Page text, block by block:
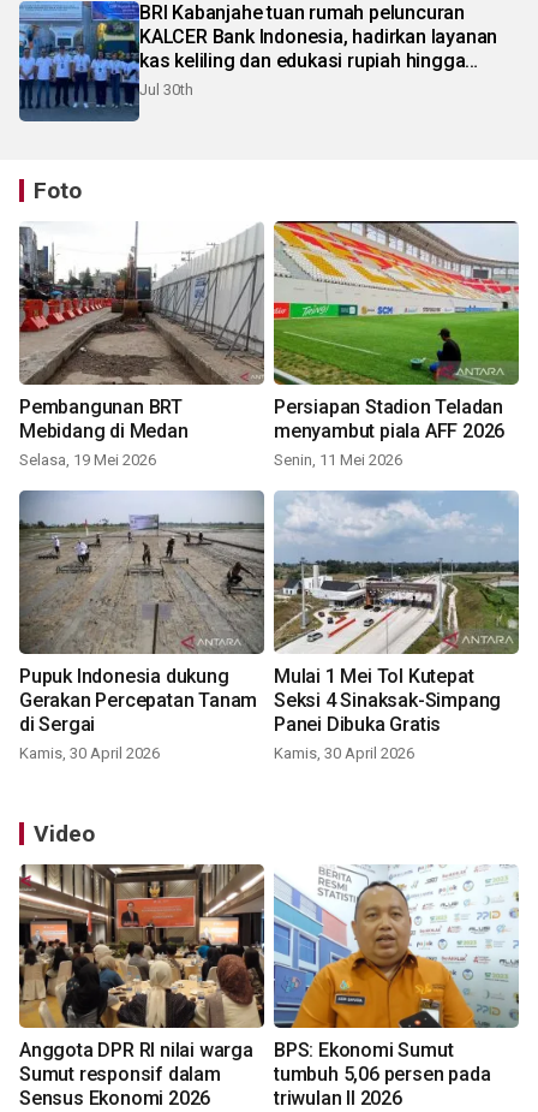
BRI Kabanjahe tuan rumah peluncuran
KALCER Bank Indonesia, hadirkan layanan
kas keliling dan edukasi rupiah hingga
pelosok Karo
Jul 30th
Foto
Pembangunan BRT
Mebidang di Medan
Selasa, 19 Mei 2026
Persiapan Stadion Teladan
menyambut piala AFF 2026
Senin, 11 Mei 2026
Pupuk Indonesia dukung
Gerakan Percepatan Tanam
di Sergai
Kamis, 30 April 2026
Mulai 1 Mei Tol Kutepat
Seksi 4 Sinaksak-Simpang
Panei Dibuka Gratis
Kamis, 30 April 2026
Video
Anggota DPR RI nilai warga
Sumut responsif dalam
Sensus Ekonomi 2026
BPS: Ekonomi Sumut
tumbuh 5,06 persen pada
triwulan II 2026